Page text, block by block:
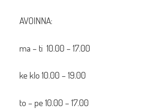
AVOINNA:
ma – ti 10.00 – 17.00
ke klo 10.00 – 19.00
to – pe 10.00 – 17.00